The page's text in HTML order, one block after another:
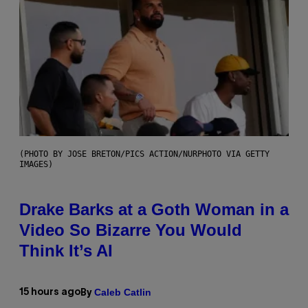
(PHOTO BY JOSE BRETON/PICS ACTION/NURPHOTO VIA GETTY
IMAGES)
Drake Barks at a Goth Woman in a
Video So Bizarre You Would
Think It’s AI
15 hours ago By Caleb Catlin